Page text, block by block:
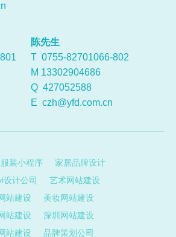
陈先生
T 0755-82701066-802
M 13302904686
Q 427052588
E czh@yfd.com.cn
服装小程序
家居品牌设计
设计公司
艺术网站建设
站建设
美妆网站建设
站建设
深圳网站建设
站建设 品牌策划公司